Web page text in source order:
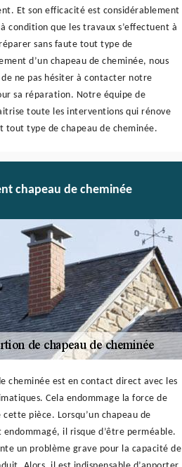
Et son efficacité est considérablement
condition que les travaux s’effectuent à
sans faute tout type de
d’un chapeau de cheminée, nous
de ne pas hésiter à contacter notre
sa réparation. Notre équipe de
toute les interventions qui rénove
tout type de chapeau de cheminée.
chapeau de cheminée
cheminée est en contact direct avec les
Cela endommage la force de
cette pièce. Lorsqu’un chapeau de
endommagé, il risque d’être perméable.
un problème grave pour la capacité de